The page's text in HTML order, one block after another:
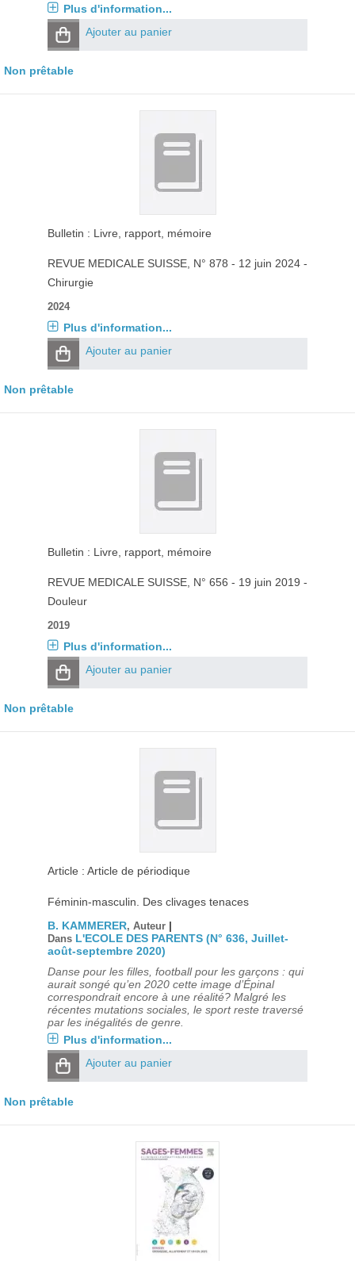
Plus d'information...
Ajouter au panier
Non prêtable
Bulletin : Livre, rapport, mémoire
REVUE MEDICALE SUISSE, N° 878 - 12 juin 2024 -
Chirurgie
2024
Plus d'information...
Ajouter au panier
Non prêtable
Bulletin : Livre, rapport, mémoire
REVUE MEDICALE SUISSE, N° 656 - 19 juin 2019 -
Douleur
2019
Plus d'information...
Ajouter au panier
Non prêtable
Article : Article de périodique
Féminin-masculin. Des clivages tenaces
B. KAMMERER, Auteur |
Dans L'ECOLE DES PARENTS (N° 636, Juillet-
août-septembre 2020)
Danse pour les filles, football pour les garçons : qui
aurait songé qu’en 2020 cette image d’Épinal
correspondrait encore à une réalité? Malgré les
récentes mutations sociales, le sport reste traversé
par les inégalités de genre.
Plus d'information...
Ajouter au panier
Non prêtable